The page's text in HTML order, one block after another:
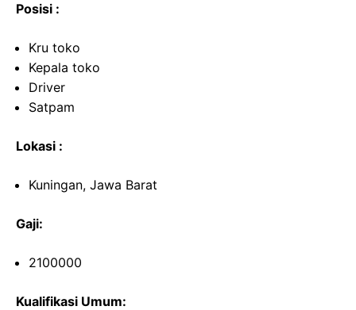
Posisi :
Kru toko
Kepala toko
Driver
Satpam
Lokasi :
Kuningan, Jawa Barat
Gaji:
2100000
Kualifikasi Umum: